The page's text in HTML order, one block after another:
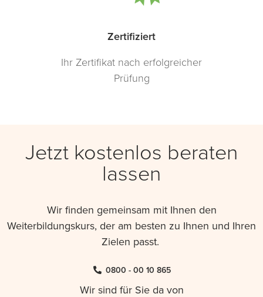
Zertifiziert
Ihr Zertifikat nach erfolgreicher
Prüfung
Jetzt kostenlos beraten
lassen
Wir finden gemeinsam mit Ihnen den
Weiterbildungskurs, der am besten zu Ihnen und Ihren
Zielen passt.
0800 - 00 10 865
Wir sind für Sie da von